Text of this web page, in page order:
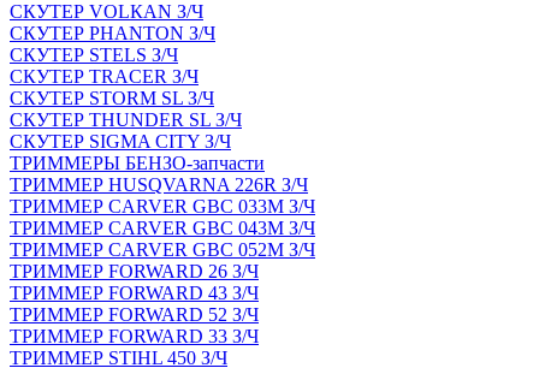
СКУТЕР VOLКAN З/Ч
СКУТЕР PHANTON З/Ч
СКУТЕР STELS З/Ч
СКУТЕР TRACER З/Ч
СКУТЕР STORM SL З/Ч
СКУТЕР THUNDER SL З/Ч
СКУТЕР SIGMA CITY З/Ч
ТРИММЕРЫ БЕНЗО-запчасти
ТРИММЕР HUSQVARNA 226R З/Ч
ТРИММЕР CARVER GBC 033M З/Ч
ТРИММЕР CARVER GBC 043M З/Ч
ТРИММЕР CARVER GBC 052M З/Ч
ТРИММЕР FORWARD 26 З/Ч
ТРИММЕР FORWARD 43 З/Ч
ТРИММЕР FORWARD 52 З/Ч
ТРИММЕР FORWARD 33 З/Ч
ТРИММЕР STIHL 450 З/Ч